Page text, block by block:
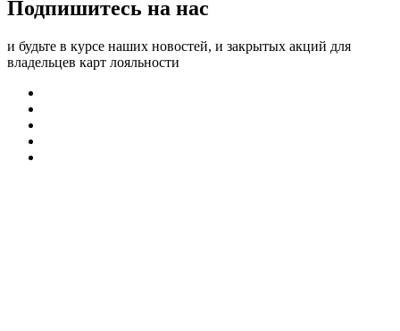
Подпишитесь на нас
и будьте в курсе наших новостей, и закрытых акций для
владельцев карт лояльности